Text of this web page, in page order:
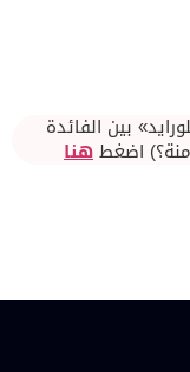
بين الفائدة
اضغطهنا